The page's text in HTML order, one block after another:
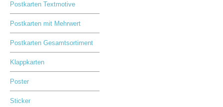
Postkarten Textmotive
Postkarten mit Mehrwert
Postkarten Gesamtsortiment
Klappkarten
Poster
Sticker